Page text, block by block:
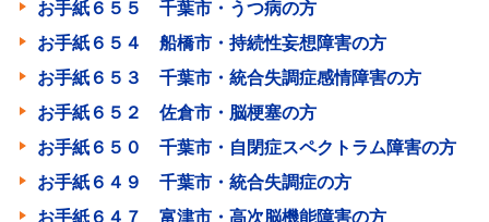
お手紙６５５ 千葉市・うつ病の方
お手紙６５４ 船橋市・持続性妄想障害の方
お手紙６５３ 千葉市・統合失調症感情障害の方
お手紙６５２ 佐倉市・脳梗塞の方
お手紙６５０ 千葉市・自閉症スペクトラム障害の方
お手紙６４９ 千葉市・統合失調症の方
お手紙６４７ 富津市・高次脳機能障害の方